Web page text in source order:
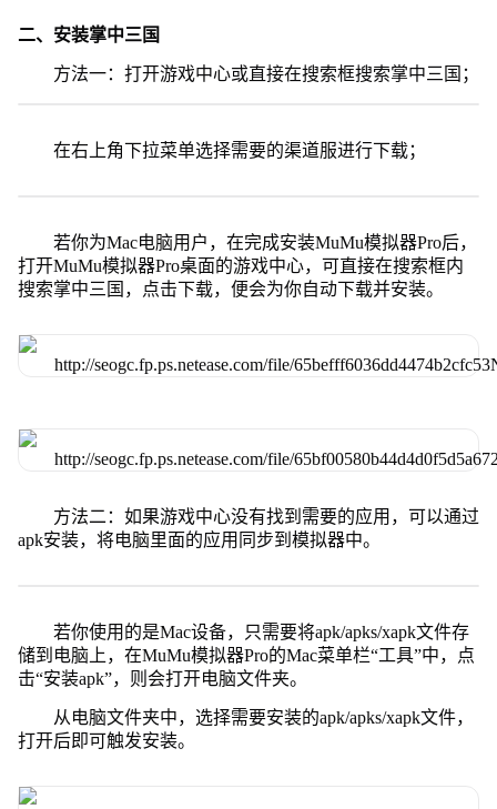
二、安装掌中三国
方法一：打开游戏中心或直接在搜索框搜索掌中三国；
在右上角下拉菜单选择需要的渠道服进行下载；
若你为Mac电脑用户，在完成安装MuMu模拟器Pro后，
打开MuMu模拟器Pro桌面的游戏中心，可直接在搜索框内
搜索掌中三国，点击下载，便会为你自动下载并安装。
方法二：如果游戏中心没有找到需要的应用，可以通过
apk安装，将电脑里面的应用同步到模拟器中。
若你使用的是Mac设备，只需要将apk/apks/xapk文件存
储到电脑上，在MuMu模拟器Pro的Mac菜单栏“工具”中，点
击“安装apk”，则会打开电脑文件夹。
从电脑文件夹中，选择需要安装的apk/apks/xapk文件，
打开后即可触发安装。